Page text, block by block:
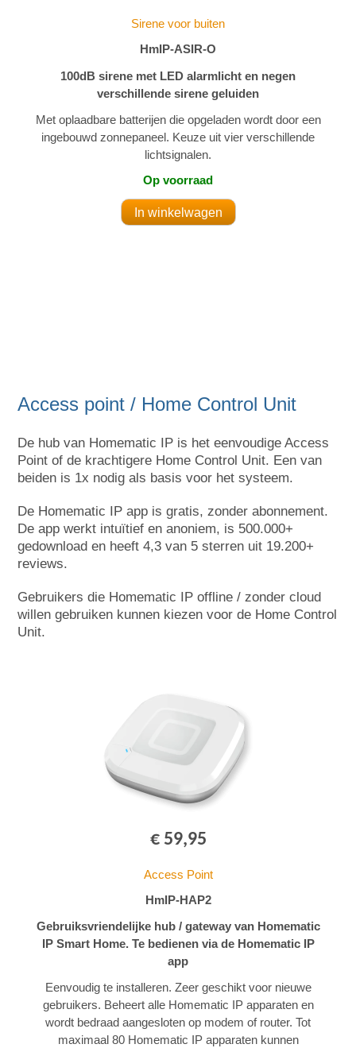
Sirene voor buiten
HmIP-ASIR-O
100dB sirene met LED alarmlicht en negen
verschillende sirene geluiden
Met oplaadbare batterijen die opgeladen wordt door een
ingebouwd zonnepaneel. Keuze uit vier verschillende
lichtsignalen.
Op voorraad
Access point / Home Control Unit
De hub van Homematic IP is het eenvoudige Access
Point of de krachtigere Home Control Unit. Een van
beiden is 1x nodig als basis voor het systeem.
De Homematic IP app is gratis, zonder abonnement.
De app werkt intuïtief en anoniem, is 500.000+
gedownload en heeft 4,3 van 5 sterren uit 19.200+
reviews.
Gebruikers die Homematic IP offline / zonder cloud
willen gebruiken kunnen kiezen voor de Home Control
Unit.
€ 59,95
Access Point
HmIP-HAP2
Gebruiksvriendelijke hub / gateway van Homematic
IP Smart Home. Te bedienen via de Homematic IP
app
Eenvoudig te installeren. Zeer geschikt voor nieuwe
gebruikers. Beheert alle Homematic IP apparaten en
wordt bedraad aangesloten op modem of router. Tot
maximaal 80 Homematic IP apparaten kunnen